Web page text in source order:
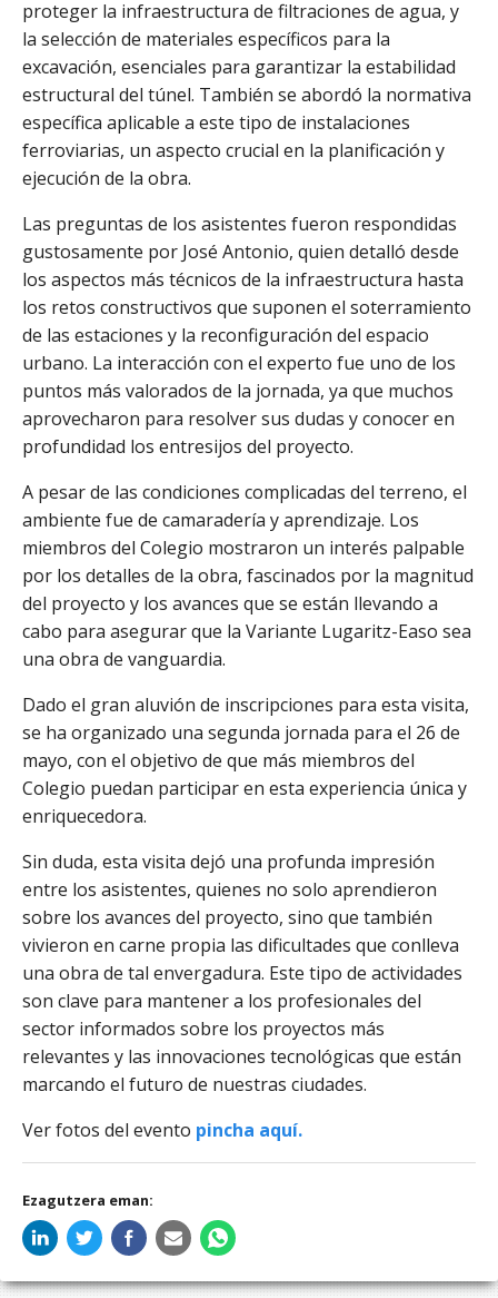
proteger la infraestructura de filtraciones de agua, y
la selección de materiales específicos para la
excavación, esenciales para garantizar la estabilidad
estructural del túnel. También se abordó la normativa
específica aplicable a este tipo de instalaciones
ferroviarias, un aspecto crucial en la planificación y
ejecución de la obra.
Las preguntas de los asistentes fueron respondidas
gustosamente por José Antonio, quien detalló desde
los aspectos más técnicos de la infraestructura hasta
los retos constructivos que suponen el soterramiento
de las estaciones y la reconfiguración del espacio
urbano. La interacción con el experto fue uno de los
puntos más valorados de la jornada, ya que muchos
aprovecharon para resolver sus dudas y conocer en
profundidad los entresijos del proyecto.
A pesar de las condiciones complicadas del terreno, el
ambiente fue de camaradería y aprendizaje. Los
miembros del Colegio mostraron un interés palpable
por los detalles de la obra, fascinados por la magnitud
del proyecto y los avances que se están llevando a
cabo para asegurar que la Variante Lugaritz-Easo sea
una obra de vanguardia.
Dado el gran aluvión de inscripciones para esta visita,
se ha organizado una segunda jornada para el 26 de
mayo, con el objetivo de que más miembros del
Colegio puedan participar en esta experiencia única y
enriquecedora.
Sin duda, esta visita dejó una profunda impresión
entre los asistentes, quienes no solo aprendieron
sobre los avances del proyecto, sino que también
vivieron en carne propia las dificultades que conlleva
una obra de tal envergadura. Este tipo de actividades
son clave para mantener a los profesionales del
sector informados sobre los proyectos más
relevantes y las innovaciones tecnológicas que están
marcando el futuro de nuestras ciudades.
Ver fotos del evento pincha aquí.
Ezagutzera eman: